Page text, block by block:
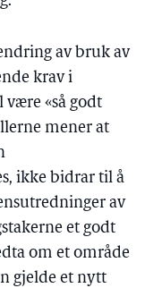
av bruk av
krav i
være «så godt
mener at
ikke bidrar til å
av
et godt
om et område
gjelde et nytt